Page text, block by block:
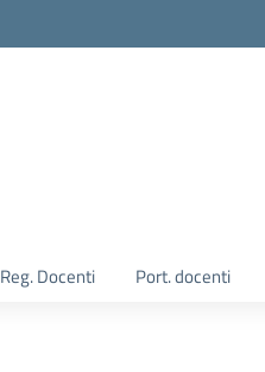
Reg. Docenti Port. docenti